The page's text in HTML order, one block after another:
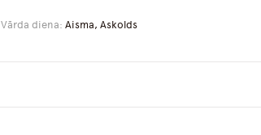
Vārda diena: Aisma, Askolds